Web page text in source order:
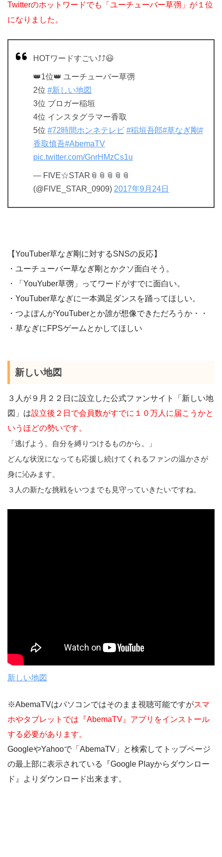
Twitterのホットワードでも「ユーチューバー草彅 」が１位
になりました。
HOTワードすごい⤴️⤴️😃
👑1位👑 ユーチューバー草彅
2位 #新しい地図
3位 ブロガー稲垣
4位 インスタグラマー香取
5位 #72時間ホンネテレビ #稲垣吾郎#草なぎ剛#
香取慎吾#AbemaTV
pic.twitter.com/GnrHMzCs1u
— FIVE☆STAR📎📎📎📎📎
(@FIVE_STAR_0909) 2017年9月24日
【YouTuber草なぎ剛に対するSNSの反応】
・ユーチューバー草なぎ剛とかクソ面白そう。
・「YouYuber草彅 」ってワードがすでに面白い。
・YouTuber草なぎに一本満足ダンスを踊ってほしい。
・つよぽんがYouTuberとか誰が想像できただろうか・・
・草なぎにFPSゲームとかしてほしい
新しい地図
３人が９月２２日に設立した公式ファンサイト「新しい地
図」は設立後２日で会員数がすでに１０万人に届こうかと
いうほどの勢いです。
「逃げよう。自分を縛りつけるものから。」
どんな状況になっても応援し続けてくれるファンの温かさが
身に沁みます。
３人の新たな挑戦をいつまでも見守っていきたいですね。
新しい地図
※AbemaTVはパソコンではそのまま視聴可能ですがスマ
ホやタブレットでは『AbemaTV』アプリをインストール
する必要があります。
GoogleやYahooで「AbemaTV」と検索してトップページ
の最上部に表示されている『Google Playからダウンロー
ド』よりダウンロード出来ます。